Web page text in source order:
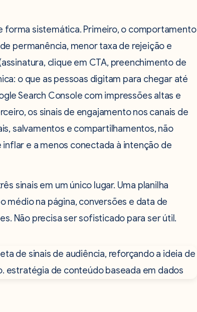
forma sistemática. Primeiro, o comportamento
permanência, menor taxa de rejeição e
clique em CTA, preenchimento de
o que as pessoas digitam para chegar até
Search Console com impressões altas e
os sinais de engajamento nos canais de
salvamentos e compartilhamentos, não
e a menos conectada à intenção de
sinais em um único lugar. Uma planilha
médio na página, conversões e data de
Não precisa ser sofisticado para ser útil.